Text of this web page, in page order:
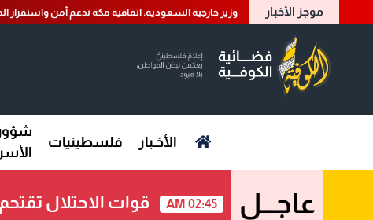
موجز الأخبار وزير خارجية السعودية: اتفاقية مكة تدعم أمن واستقرار
الأخـبار فلسطينيات
عاجـــل 02:45 AM قوات الاحتلال